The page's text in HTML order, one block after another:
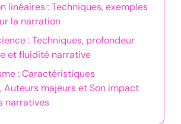
linéaires : Techniques, exemples
la narration
: Techniques, profondeur
et fluidité narrative
: Caractéristiques
Auteurs majeurs et Son impact
narratives